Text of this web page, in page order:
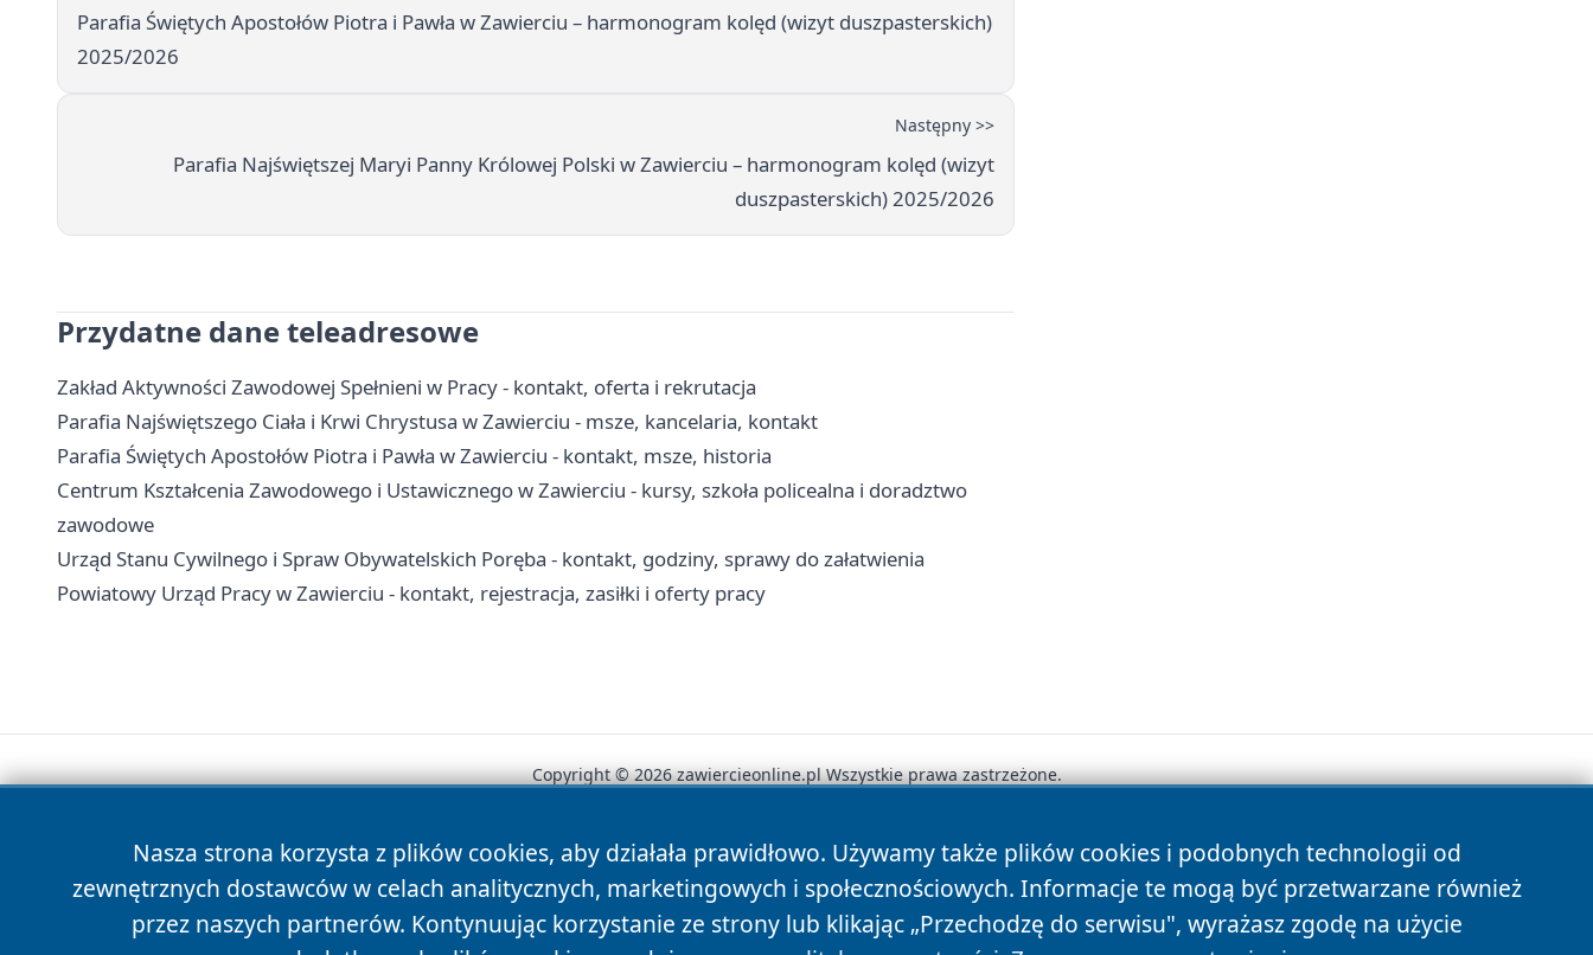
Parafia Świętych Apostołów Piotra i Pawła w Zawierciu – harmonogram kolęd (wizyt duszpasterskich)
2025/2026
Następny >>
Parafia Najświętszej Maryi Panny Królowej Polski w Zawierciu – harmonogram kolęd (wizyt
duszpasterskich) 2025/2026
Przydatne dane teleadresowe
Zakład Aktywności Zawodowej Spełnieni w Pracy - kontakt, oferta i rekrutacja
Parafia Najświętszego Ciała i Krwi Chrystusa w Zawierciu - msze, kancelaria, kontakt
Parafia Świętych Apostołów Piotra i Pawła w Zawierciu - kontakt, msze, historia
Centrum Kształcenia Zawodowego i Ustawicznego w Zawierciu - kursy, szkoła policealna i doradztwo
zawodowe
Urząd Stanu Cywilnego i Spraw Obywatelskich Poręba - kontakt, godziny, sprawy do załatwienia
Powiatowy Urząd Pracy w Zawierciu - kontakt, rejestracja, zasiłki i oferty pracy
Nasza strona korzysta z plików cookies, aby działała prawidłowo. Używamy także plików cookies i podobnych technologii od
zewnętrznych dostawców w celach analitycznych, marketingowych i społecznościowych. Informacje te mogą być przetwarzane również
przez naszych partnerów. Kontynuując korzystanie ze strony lub klikając „Przechodzę do serwisu", wyrażasz zgodę na użycie
Copyright © 2026 zawiercieonline.pl Wszystkie prawa zastrzeżone.
News Autorzy Polityka Prywatności Polityka Cookies